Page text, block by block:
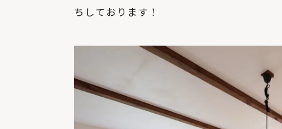
ちしております！